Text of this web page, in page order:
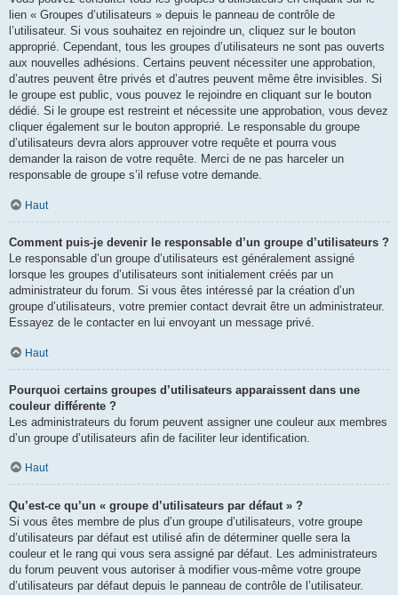
lien « Groupes d’utilisateurs » depuis le panneau de contrôle de
l’utilisateur. Si vous souhaitez en rejoindre un, cliquez sur le bouton
approprié. Cependant, tous les groupes d’utilisateurs ne sont pas ouverts
aux nouvelles adhésions. Certains peuvent nécessiter une approbation,
d’autres peuvent être privés et d’autres peuvent même être invisibles. Si
le groupe est public, vous pouvez le rejoindre en cliquant sur le bouton
dédié. Si le groupe est restreint et nécessite une approbation, vous devez
cliquer également sur le bouton approprié. Le responsable du groupe
d’utilisateurs devra alors approuver votre requête et pourra vous
demander la raison de votre requête. Merci de ne pas harceler un
responsable de groupe s’il refuse votre demande.
Haut
Comment puis-je devenir le responsable d’un groupe d’utilisateurs ?
Le responsable d’un groupe d’utilisateurs est généralement assigné
lorsque les groupes d’utilisateurs sont initialement créés par un
administrateur du forum. Si vous êtes intéressé par la création d’un
groupe d’utilisateurs, votre premier contact devrait être un administrateur.
Essayez de le contacter en lui envoyant un message privé.
Haut
Pourquoi certains groupes d’utilisateurs apparaissent dans une
couleur différente ?
Les administrateurs du forum peuvent assigner une couleur aux membres
d’un groupe d’utilisateurs afin de faciliter leur identification.
Haut
Qu’est-ce qu’un « groupe d’utilisateurs par défaut » ?
Si vous êtes membre de plus d’un groupe d’utilisateurs, votre groupe
d’utilisateurs par défaut est utilisé afin de déterminer quelle sera la
couleur et le rang qui vous sera assigné par défaut. Les administrateurs
du forum peuvent vous autoriser à modifier vous-même votre groupe
d’utilisateurs par défaut depuis le panneau de contrôle de l’utilisateur.